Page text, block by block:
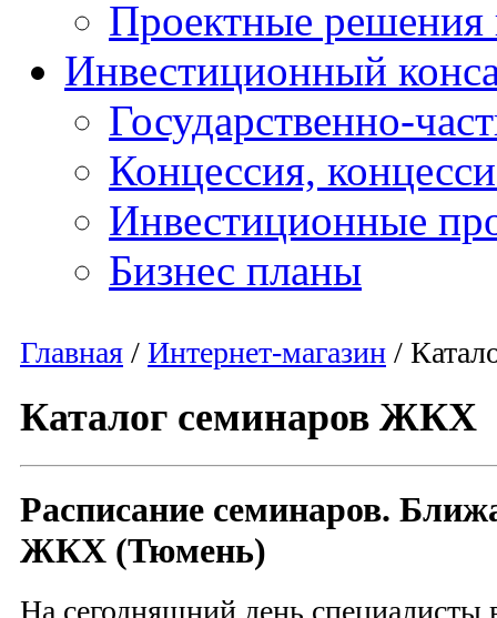
Проектные решения
Инвестиционный
Государственно-
Концессия,
Инвестиционные
Бизнес планы
Главная / Интернет-магазин /
Каталог семинаров ЖКХ
Расписание семинаров.
ЖКХ (Тюмень)
На сегодняшний день